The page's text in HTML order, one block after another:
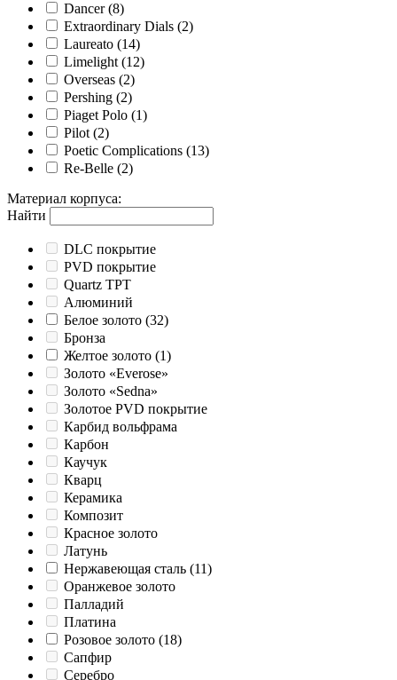
Dancer (8)
Extraordinary Dials (2)
Laureato (14)
Limelight (12)
Overseas (2)
Pershing (2)
Piaget Polo (1)
Pilot (2)
Poetic Complications (13)
Re-Belle (2)
Материал корпуса:
Найти
DLC покрытие
PVD покрытие
Quartz TPT
Алюминий
Белое золото (32)
Бронза
Желтое золото (1)
Золото «Everose»
Золото «Sedna»
Золотое PVD покрытие
Карбид вольфрама
Карбон
Каучук
Кварц
Керамика
Композит
Красное золото
Латунь
Нержавеющая сталь (11)
Оранжевое золото
Палладий
Платина
Розовое золото (18)
Сапфир
Серебро